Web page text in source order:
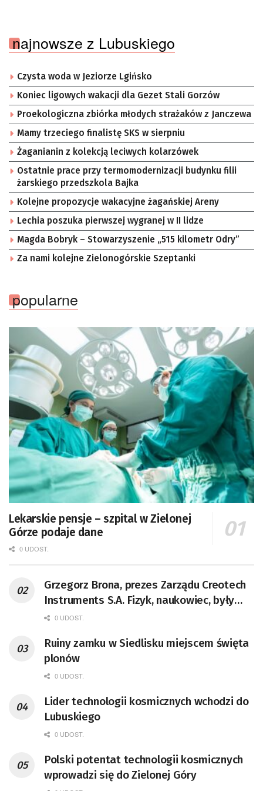
najnowsze z Lubuskiego
Czysta woda w Jeziorze Lgińsko
Koniec ligowych wakacji dla Gezet Stali Gorzów
Proekologiczna zbiórka młodych strażaków z Janczewa
Mamy trzeciego finalistę SKS w sierpniu
Żaganianin z kolekcją leciwych kolarzówek
Ostatnie prace przy termomodernizacji budynku filii
żarskiego przedszkola Bajka
Kolejne propozycje wakacyjne żagańskiej Areny
Lechia poszuka pierwszej wygranej w II lidze
Magda Bobryk – Stowarzyszenie „515 kilometr Odry”
Za nami kolejne Zielonogórskie Szeptanki
popularne
Lekarskie pensje – szpital w Zielonej
Górze podaje dane
0 UDOST.
Grzegorz Brona, prezes Zarządu Creotech
Instruments S.A. Fizyk, naukowiec, były
pracownik CERN w Genewie,
doktor habilitowany nauk fizycznych,
koordynator Rady Sektorowej ds.
Kompetencji Przemysłu Lotniczo-
Badań Kosmicznych i Satelitarnych PAN.
0 UDOST.
Ruiny zamku w Siedlisku miejscem święta
plonów
0 UDOST.
Lider technologii kosmicznych wchodzi do
Lubuskiego
0 UDOST.
Polski potentat technologii kosmicznych
wprowadzi się do Zielonej Góry